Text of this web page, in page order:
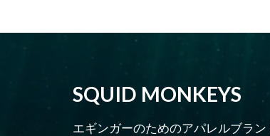
SQUID MONKEYS
エギンガーのためのアパレルブラ